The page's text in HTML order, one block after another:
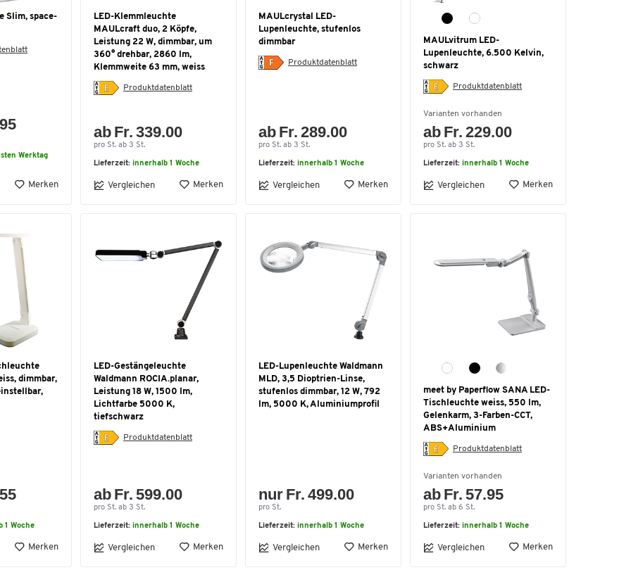
Slim, space-
Werktag
Merken
LED-Klemmleuchte
MAULcraft duo, 2 Köpfe,
Leistung 22 W, dimmbar, um
360° drehbar, 2860 lm,
Klemmweite 63 mm, weiss
Produktdatenblatt
ab Fr. 339.00
pro St. ab 3 St.
Lieferzeit: innerhalb 1 Woche
Vergleichen Merken
MAULcrystal LED-
Lupenleuchte, stufenlos
dimmbar
Produktdatenblatt
ab Fr. 289.00
pro St. ab 3 St.
Lieferzeit: innerhalb 1 Woche
Vergleichen Merken
MAULvitrum LED-
Lupenleuchte, 6.500 Kelvin,
schwarz
Produktdatenblatt
Varianten vorhanden
ab Fr. 229.00
pro St. ab 3 St.
Lieferzeit: innerhalb 1 Woche
Vergleichen Merken
dimmbar,
1 Woche
Merken
LED-Gestängeleuchte
Waldmann ROCIA.planar,
Leistung 18 W, 1500 lm,
Lichtfarbe 5000 K,
tiefschwarz
Produktdatenblatt
ab Fr. 599.00
pro St. ab 3 St.
Lieferzeit: innerhalb 1 Woche
Vergleichen Merken
LED-Lupenleuchte Waldmann
MLD, 3,5 Dioptrien-Linse,
stufenlos dimmbar, 12 W, 792
lm, 5000 K, Aluminiumprofil
nur Fr. 499.00
pro St.
Lieferzeit: innerhalb 1 Woche
Vergleichen Merken
meet by Paperflow SANA LED-
Tischleuchte weiss, 550 lm,
Gelenkarm, 3-Farben-CCT,
ABS+Aluminium
Produktdatenblatt
Varianten vorhanden
ab Fr. 57.95
pro St. ab 6 St.
Lieferzeit: innerhalb 1 Woche
Vergleichen Merken